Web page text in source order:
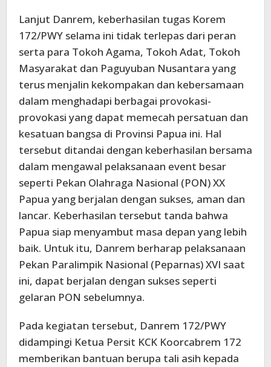
Lanjut Danrem, keberhasilan tugas Korem
172/PWY selama ini tidak terlepas dari peran
serta para Tokoh Agama, Tokoh Adat, Tokoh
Masyarakat dan Paguyuban Nusantara yang
terus menjalin kekompakan dan kebersamaan
dalam menghadapi berbagai provokasi-
provokasi yang dapat memecah persatuan dan
kesatuan bangsa di Provinsi Papua ini. Hal
tersebut ditandai dengan keberhasilan bersama
dalam mengawal pelaksanaan event besar
seperti Pekan Olahraga Nasional (PON) XX
Papua yang berjalan dengan sukses, aman dan
lancar. Keberhasilan tersebut tanda bahwa
Papua siap menyambut masa depan yang lebih
baik. Untuk itu, Danrem berharap pelaksanaan
Pekan Paralimpik Nasional (Peparnas) XVI saat
ini, dapat berjalan dengan sukses seperti
gelaran PON sebelumnya.
Pada kegiatan tersebut, Danrem 172/PWY
didampingi Ketua Persit KCK Koorcabrem 172
memberikan bantuan berupa tali asih kepada